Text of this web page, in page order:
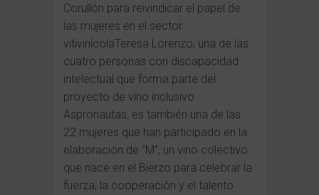
Corullón para reivindicar el papel de
las mujeres en el sector
vitivinícolaTeresa Lorenzo, una de las
cuatro personas con discapacidad
intelectual que forma parte del
proyecto de vino inclusivo
Aspronautas, es también una de las
22 mujeres que han participado en la
elaboración de “M”, un vino colectivo
que nace en el Bierzo para celebrar la
fuerza, la cooperación y el talento